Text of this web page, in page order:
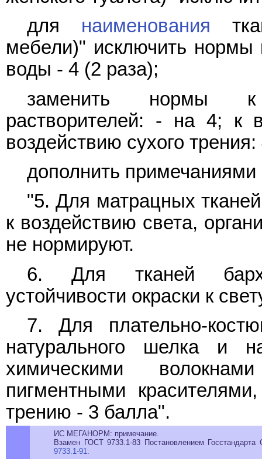
для наименования
мебели)" исключить нормы
воды - 4 (2 раза);
заменить нормы к
растворителей: - на 4; к
воздействию сухого
дополнить примечаниями
"5. Для матрацных тканей
к воздействию света,
не нормируют.
6. Для тканей
устойчивости окраски к
7. Для плательно-
натурального шелка и
химическими
пигментными
трению - 3 балла".
ИС МЕГАНОРМ: примечание.
Взамен ГОСТ 9733.1-83 Постановлением
9733.1-91.